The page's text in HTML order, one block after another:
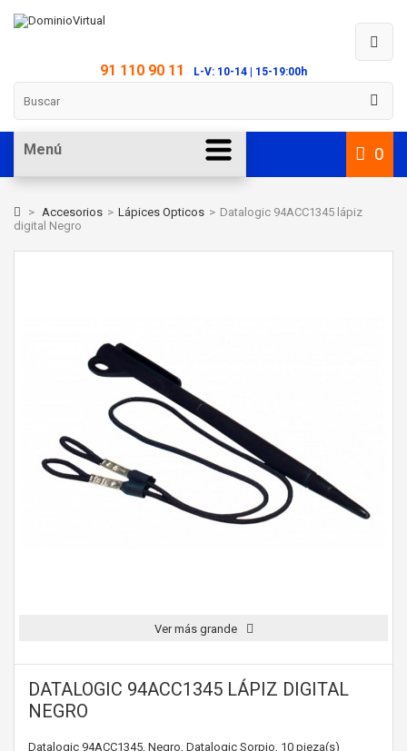
91 110 90 11 L-V: 10-14 | 15-19:00h
0
Menú
> Accesorios > Lápices Opticos > Datalogic 94ACC1345 lápiz
digital Negro
Ver más grande
DATALOGIC 94ACC1345 LÁPIZ DIGITAL
NEGRO
Datalogic 94ACC1345, Negro, Datalogic Sorpio, 10 pieza(s)